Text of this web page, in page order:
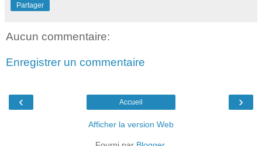
Partager
Aucun commentaire:
Enregistrer un commentaire
‹ ›
Accueil
Afficher la version Web